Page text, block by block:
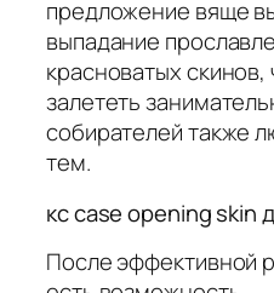
предложение вяще
выпадание
красноватых
залететь
собирателей также
тем.
кс case opening skin
После эффективной